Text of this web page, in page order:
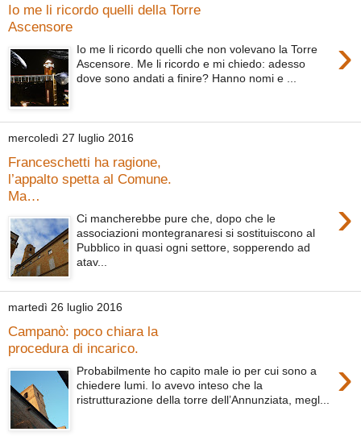
Io me li ricordo quelli della Torre
Ascensore
›
Io me li ricordo quelli che non volevano la Torre
Ascensore. Me li ricordo e mi chiedo: adesso
dove sono andati a finire? Hanno nomi e ...
mercoledì 27 luglio 2016
Franceschetti ha ragione,
l’appalto spetta al Comune.
Ma…
›
Ci mancherebbe pure che, dopo che le
associazioni montegranaresi si sostituiscono al
Pubblico in quasi ogni settore, sopperendo ad
atav...
martedì 26 luglio 2016
Campanò: poco chiara la
procedura di incarico.
›
Probabilmente ho capito male io per cui sono a
chiedere lumi. Io avevo inteso che la
ristrutturazione della torre dell’Annunziata, megl...